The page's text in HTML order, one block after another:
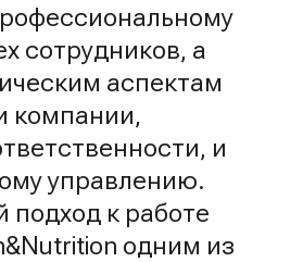
сотрудников, а
аспектам
компании,
и
управлению.
подход к работе
одним из